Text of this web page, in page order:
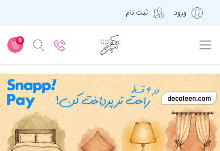
ورود ثبت نام
0